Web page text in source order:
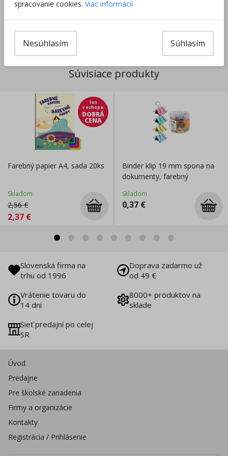
Výrobca/Distribútor
Súvisiace produkty
len
v eshope:
DOBRÁ
CENA
Farebný papier A4, sada 20ks
Skladom
2,56€
2,37 €
Binder klip 19 mm spona na
dokumenty, farebný
Skladom
0,37 €
Slovenská firma na
trhu od 1996
Doprava zadarmo už
od 49 €
Vrátenie tovaru do
14 dní
8000+ produktov na
sklade
Sieť predajní po celej
SR
Úvod
Predajne
Pre školské zariadenia
Firmy a organizácie
Kontakty
Registrácia / Prihlásenie
spracovanie cookies. Viac informácií
Súhlasím
Nesúhlasím